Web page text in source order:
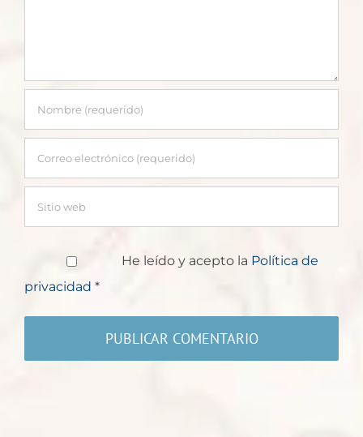
He leído y acepto la Política de
privacidad *